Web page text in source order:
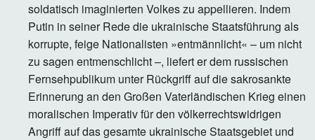
soldatisch imaginierten Volkes zu appellieren. Indem
Putin in seiner Rede die ukrainische Staatsführung als
korrupte, feige Nationalisten »entmännlicht« – um nicht
zu sagen entmenschlicht –, liefert er dem russischen
Fernsehpublikum unter Rückgriff auf die sakrosankte
Erinnerung an den Großen Vaterländischen Krieg einen
moralischen Imperativ für den völkerrechtswidrigen
Angriff auf das gesamte ukrainische Staatsgebiet und